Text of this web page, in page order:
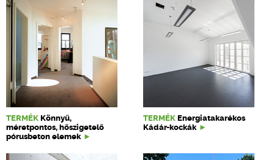
TERMÉK Könnyű,
méretpontos, hőszigetelő
pórusbeton elemek
TERMÉK Energiatakarékos
Kádár-kockák